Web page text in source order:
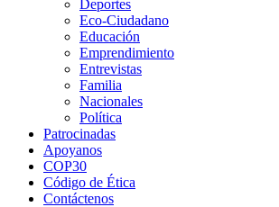
Deportes
Eco-Ciudadano
Educación
Emprendimiento
Entrevistas
Familia
Nacionales
Política
Patrocinadas
Apoyanos
COP30
Código de Ética
Contáctenos